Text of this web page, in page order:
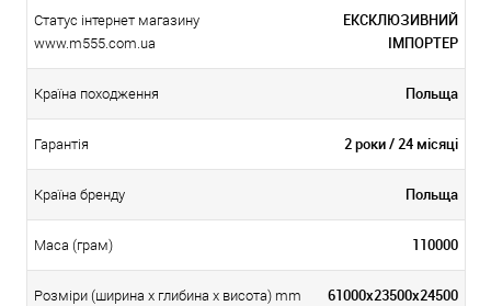
Статус інтернет магазину
www.m555.com.ua
ЕКСКЛЮЗИВНИЙ
ІМПОРТЕР
Країна походження Польща
Гарантія 2 роки / 24 місяці
Країна бренду Польща
Маса (грам) 110000
Розміри (ширина х глибина х висота) mm 61000x23500x24500